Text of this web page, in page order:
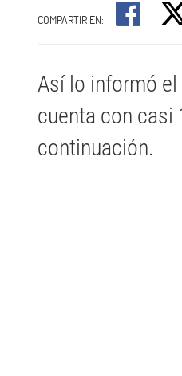
COMPARTIR EN:
Así lo informó el
cuenta con casi
continuación.